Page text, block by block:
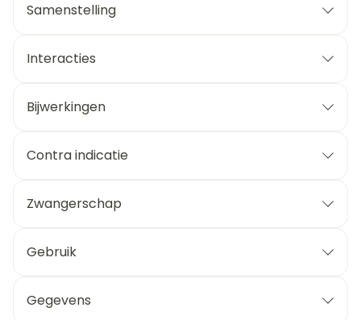
Samenstelling
Interacties
Bijwerkingen
Contra indicatie
Zwangerschap
Gebruik
Gegevens